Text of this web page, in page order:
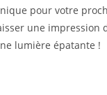
pour votre
une impression
lumière épatante !